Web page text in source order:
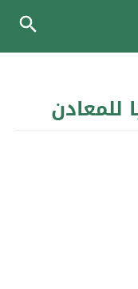
للمعادن